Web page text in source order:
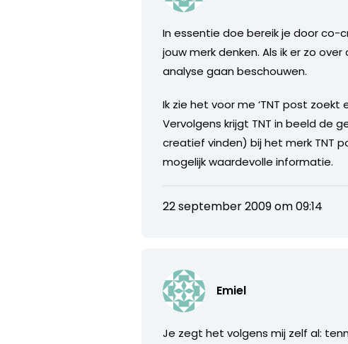
In essentie doe bereik je door co-
jouw merk denken. Als ik er zo
analyse gaan beschouwen.
Ik zie het voor me ‘TNT post zoekt
Vervolgens krijgt TNT in beeld de
creatief vinden) bij het merk TNT
mogelijk waardevolle informatie.
22 september 2009 om 09:14
Emiel
Je zegt het volgens mij zelf al: